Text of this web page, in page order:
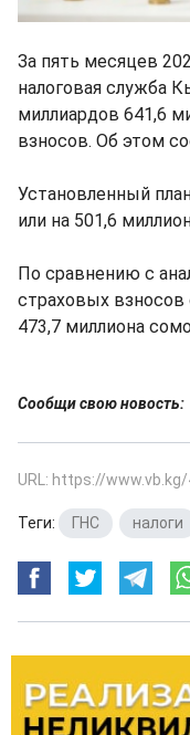
За пять месяцев
налоговая служба
миллиардов 641,6
взносов. Об этом
Установленный
или на 501,6
По сравнению с
страховых взносов
473,7 миллиона
Сообщи свою
URL: https://
Теги: ГНС налоги